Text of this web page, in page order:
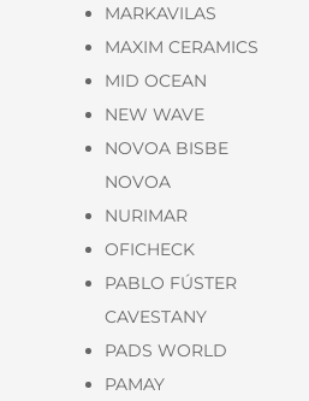
MARKAVILAS
MAXIM CERAMICS
MID OCEAN
NEW WAVE
NOVOA BISBE
NOVOA
NURIMAR
OFICHECK
PABLO FÚSTER
CAVESTANY
PADS WORLD
PAMAY